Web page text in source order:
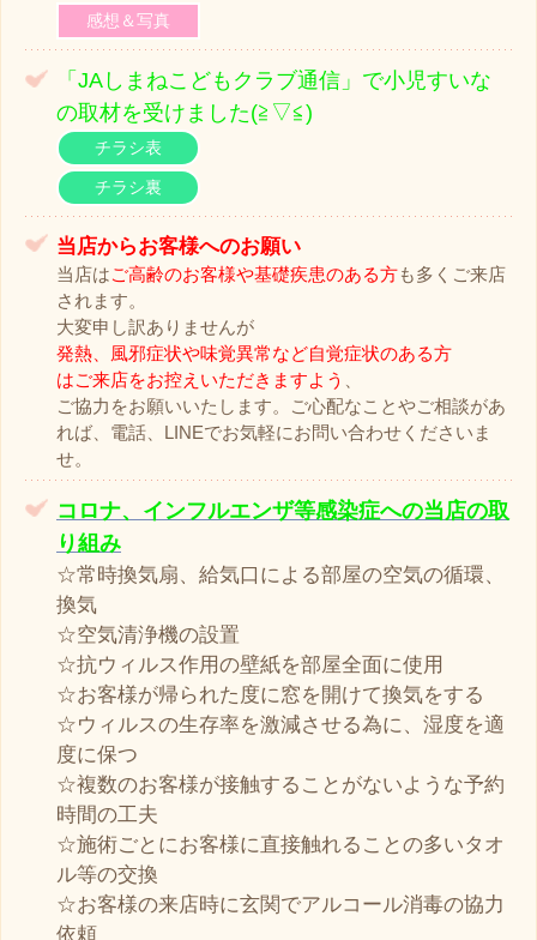
感想＆写真
「JAしまねこどもクラブ通信」で小児すいな
の取材を受けました(≧▽≦)
チラシ表
チラシ裏
当店からお客様へのお願い
当店はご高齢のお客様や基礎疾患のある方も多くご来店
されます。
大変申し訳ありませんが
発熱、風邪症状や味覚異常など自覚症状のある方
はご来店をお控えいただきますよう
ご協力をお願いいたします。ご心配なことやご相談があ
れば、電話、LINEでお気軽にお問い合わせくださいま
せ。
コロナ、インフルエンザ等感染症への当店の取
り組み
☆常時換気扇、給気口による部屋の空気の循環、
換気
☆空気清浄機の設置
☆抗ウィルス作用の壁紙を部屋全面に使用
☆お客様が帰られた度に窓を開けて換気をする
☆ウィルスの生存率を激減させる為に、湿度を適
度に保つ
☆複数のお客様が接触することがないような予約
時間の工夫
☆施術ごとにお客様に直接触れることの多いタオ
ル等の交換
☆お客様の来店時に玄関でアルコール消毒の協力
依頼